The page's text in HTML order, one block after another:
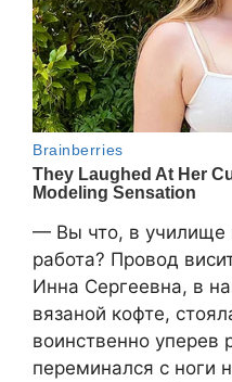
— Вы что, в училище
работа? Провод
Инна Сергеевна, в
вязаной кофте,
воинственно уперев
переминался с ноги